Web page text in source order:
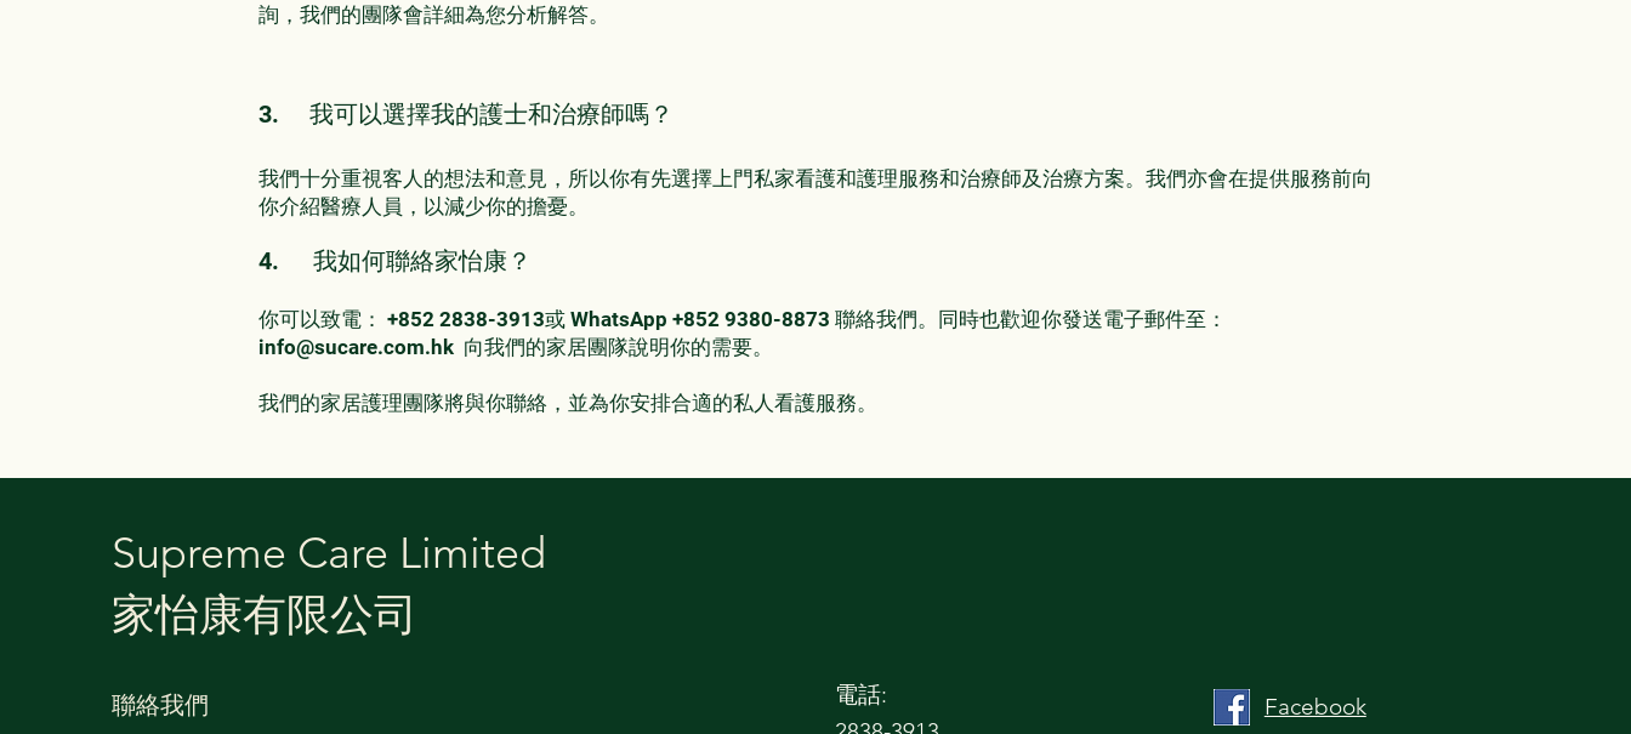
詢，我們的團隊會詳細為您分析解答。
3. 我可以選擇我的護士和治療師嗎？
我們十分重視客人的想法和意見，所以你有先選擇上門私家看護和護理服務和治療師及治療方案。我們亦會在提供服務前向
你介紹醫療人員，以減少你的擔憂。
4. 我如何聯絡家怡康？
你可以致電： +852 2838-3913或 WhatsApp +852 9380-8873 聯絡我們。同時也歡迎你發送電子郵件至：
info@sucare.com.hk 向我們的家居團隊說明你的需要。
我們的家居護理團隊將與你聯絡，並為你安排合適的私人看護服務。
Supreme Care Limited
​家怡康有限公司
聯絡我們
電話:
Facebook